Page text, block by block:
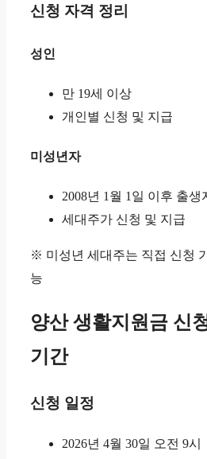
신청 자격 정리
성인
만 19세 이상
개인별 신청 및 지급
미성년자
2008년 1월 1일 이후 출생
세대주가 신청 및 지급
※ 미성년 세대주는 직접 신청
능
양산 생활지원금 신
기간
신청 일정
2026년 4월 30일 오전 9시